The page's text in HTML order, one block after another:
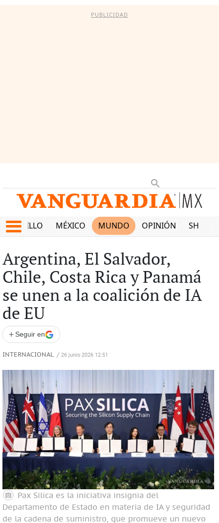
PUBLICIDAD
SALTILLO MÉXICO MUNDO OPINIÓN SHOW
Argentina, El Salvador,
Chile, Costa Rica y Panamá
se unen a la coalición de IA
de EU
+ Seguir en
INTERNACIONAL / 26 junio 2026 12:51
Pax Silica es la iniciativa insignia del
Departamento de Estado en materia de IA y seguridad
de la cadena de suministro, que promueve un nuevo